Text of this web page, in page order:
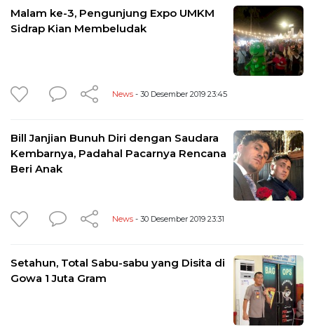
Malam ke-3, Pengunjung Expo UMKM
Sidrap Kian Membeludak
News - 30 Desember 2019 23:45
Bill Janjian Bunuh Diri dengan Saudara
Kembarnya, Padahal Pacarnya Rencana
Beri Anak
News - 30 Desember 2019 23:31
Setahun, Total Sabu-sabu yang Disita di
Gowa 1 Juta Gram